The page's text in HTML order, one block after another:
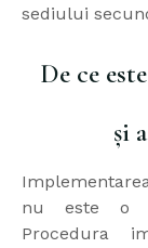
sediului
De ce
și
nu este o
Procedura